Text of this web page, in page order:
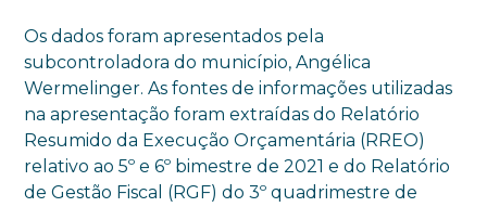
Os dados foram apresentados pela
subcontroladora do município, Angélica
Wermelinger. As fontes de informações utilizadas
na apresentação foram extraídas do Relatório
Resumido da Execução Orçamentária (RREO)
relativo ao 5º e 6º bimestre de 2021 e do Relatório
de Gestão Fiscal (RGF) do 3º quadrimestre de